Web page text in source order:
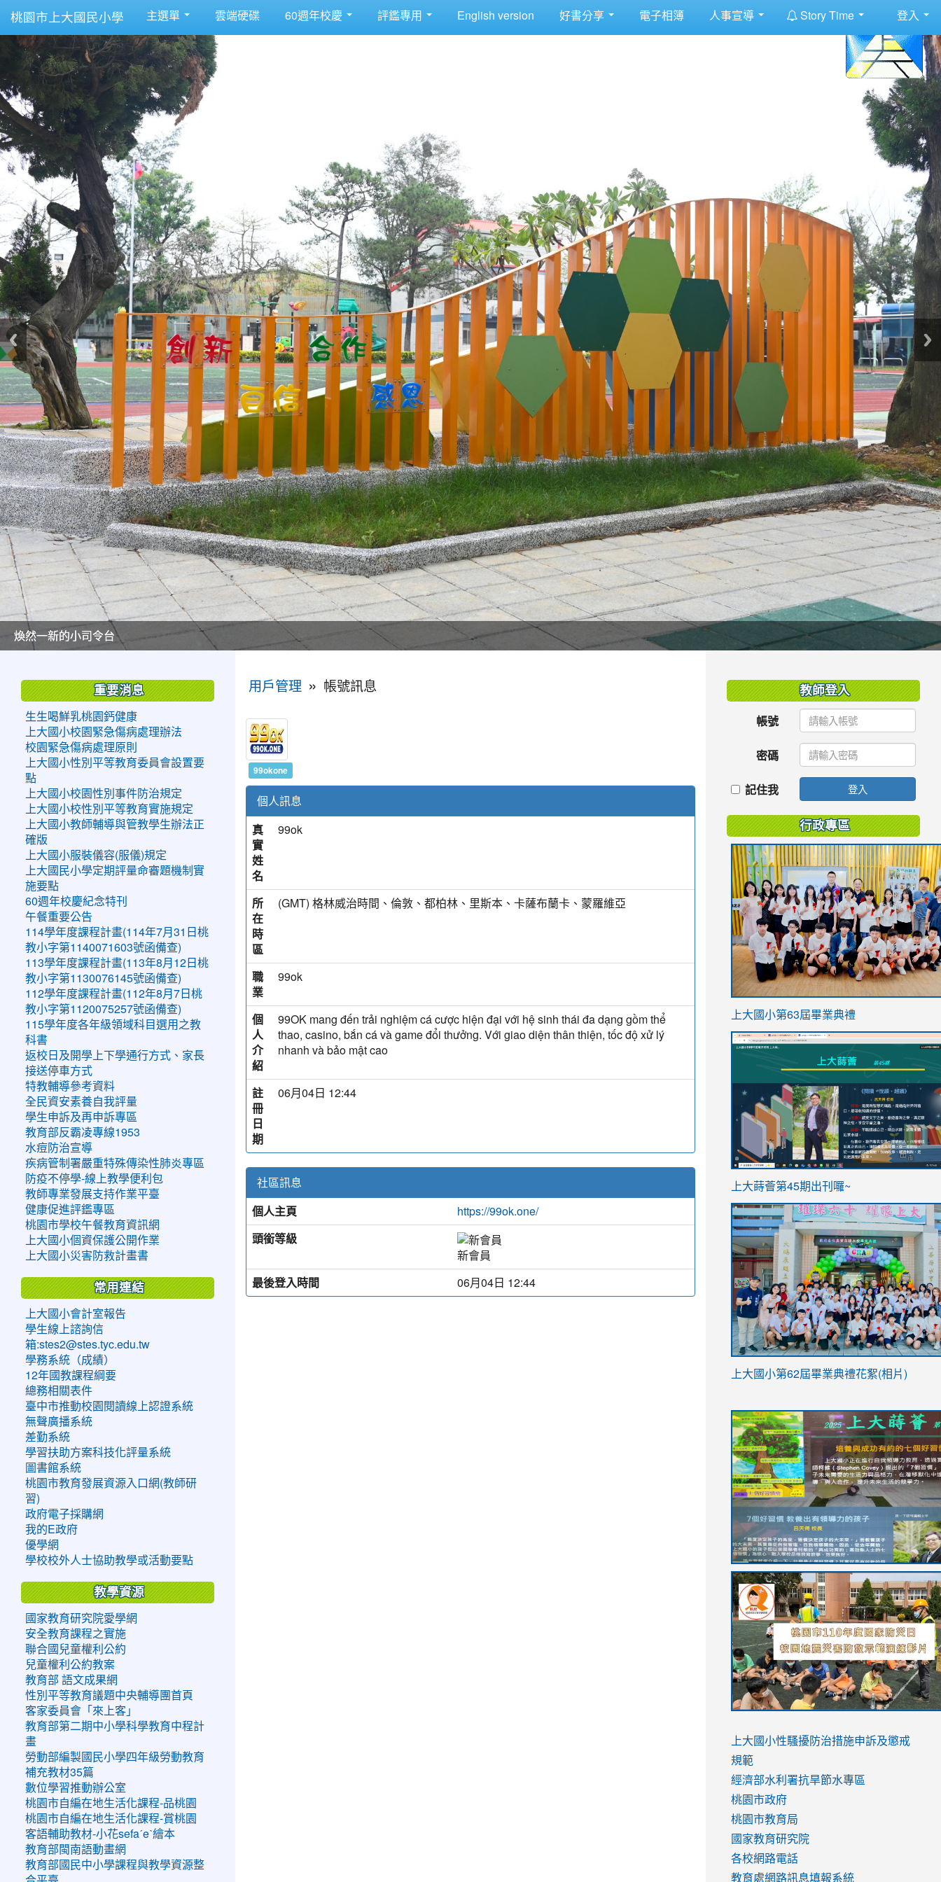
桃園市上大國民小學 主選單 雲端硬碟 60週年校慶 評鑑專用 English version 好書分享 電子相簿 人事宣導 Story Time 登入
美麗的操場是我們活力的來源
美麗的操場是我們活力的來源
煥然一新的小司令台
煥然一新的小司令台
富含桃園埤塘田園風光意象的中廊
富含桃園埤塘田園風光意象的中廊
嶄新的中庭廣場
嶄新的中庭廣場
水生池生生不息
水生池生生不息
用戶管理 » 帳號訊息
99okone
個人訊息
真
實
姓
名
99ok
所
在
時
區
(GMT) 格林威治時間、倫敦、都柏林、里斯本、卡薩布蘭卡、蒙羅維亞
職
業
99ok
個
人
介
紹
99OK mang đến trải nghiệm cá cược hiện đại với hệ sinh thái đa dạng gồm thể
thao, casino, bắn cá và game đổi thưởng. Với giao diện thân thiện, tốc độ xử lý
nhanh và bảo mật cao
註
冊
日
期
06月04日 12:44
社區訊息
個人主頁
https://99ok.one/
頭銜等級
新會員
最後登入時間
06月04日 12:44
重要消息
生生喝鮮乳桃園鈣健康
上大國小校園緊急傷病處理辦法
校園緊急傷病處理原則
上大國小性別平等教育委員會設置要
點
上大國小校園性別事件防治規定
上大國小校性別平等教育實施規定
上大國小教師輔導與管教學生辦法正
確版
上大國小服裝儀容(服儀)規定
上大國民小學定期評量命審題機制實
施要點
60週年校慶紀念特刊
午餐重要公告
114學年度課程計畫(114年7月31日桃
教小字第1140071603號函備查)
113學年度課程計畫(113年8月12日桃
教小字第1130076145號函備查)
112學年度課程計畫(112年8月7日桃
教小字第1120075257號函備查)
115學年度各年級領域科目選用之教
科書
返校日及開學上下學通行方式、家長
接送停車方式
特教輔導參考資料
全民資安素養自我評量
學生申訴及再申訴專區
教育部反霸凌專線1953
水痘防治宣導
疾病管制署嚴重特殊傳染性肺炎專區
防疫不停學-線上教學便利包
教師專業發展支持作業平臺
健康促進評鑑專區
桃園市學校午餐教育資訊網
上大國小個資保護公開作業
上大國小災害防救計畫書
常用連結
上大國小會計室報告
學生線上諮詢信
箱:stes2@stes.tyc.edu.tw
學務系統（成績）
12年國教課程綱要
總務相關表件
臺中市推動校園閱讀線上認證系統
無聲廣播系統
差勤系統
學習扶助方案科技化評量系統
圖書館系統
桃園市教育發展資源入口網(教師研
習)
政府電子採購網
我的E政府
優學網
學校校外人士協助教學或活動要點
教學資源
國家教育研究院愛學網
安全教育課程之實施
聯合國兒童權利公約
兒童權利公約教案
教育部 語文成果網
性別平等教育議題中央輔導團首頁
客家委員會「來上客」
教育部第二期中小學科學教育中程計
畫
勞動部編製國民小學四年級勞動教育
補充教材35篇
數位學習推動辦公室
桃園市自編在地生活化課程-品桃園
桃園市自編在地生活化課程-賞桃園
客語輔助教材-小花sefaˊeˋ繪本
教育部閩南語動畫網
教育部國民中小學課程與教學資源整
教師登入
帳號
密碼
記住我 登入
行政專區
link
https://sites.google.com/stes.tyc.edu.tw/
上大國小第63屆畢業典禮
link
ink
https://sites.google.com/stes.tyc.edu.tw/
link
https://sites.google.com/stes.tyc.edu.tw/
上大蒔薈第45期出刊囉~
link
YfDQppRvyMk686kIw6SBbssEIZ6WnT/
usp=sharing
上大國小第62屆畢業典禮花絮(相片)
to
https://drive.google.com/file/d/1I-
YfDQppRvyMk686kIw6SBbssEIZ6WnT/
usp=sharing
to
https://sites.google.com/stes.tyc.edu.tw/
link
to
https://sites.google.com/stes.tyc.edu.tw/
link
to
https://drive.google.com/file/d/
usp=sharing
link
to
https://youtu.be/jJOMVWY3-
8M
link
to
https://drive.google.com/file/d/
usp=sharing
to
https://www.youtube.com/watch?
v=hC_gdZndU9s
to
https://www.youtube.com/watch?
v=hC_gdZndU9s
link
to
https://www.youtube.com/watch?
v=mfpNykQ0g4M
上大國小性騷擾防治措施申訴及懲戒
規範
經濟部水利署抗旱節水專區
桃園市政府
桃園市教育局
國家教育研究院
各校網路電話
教育處網路訊息填報系統